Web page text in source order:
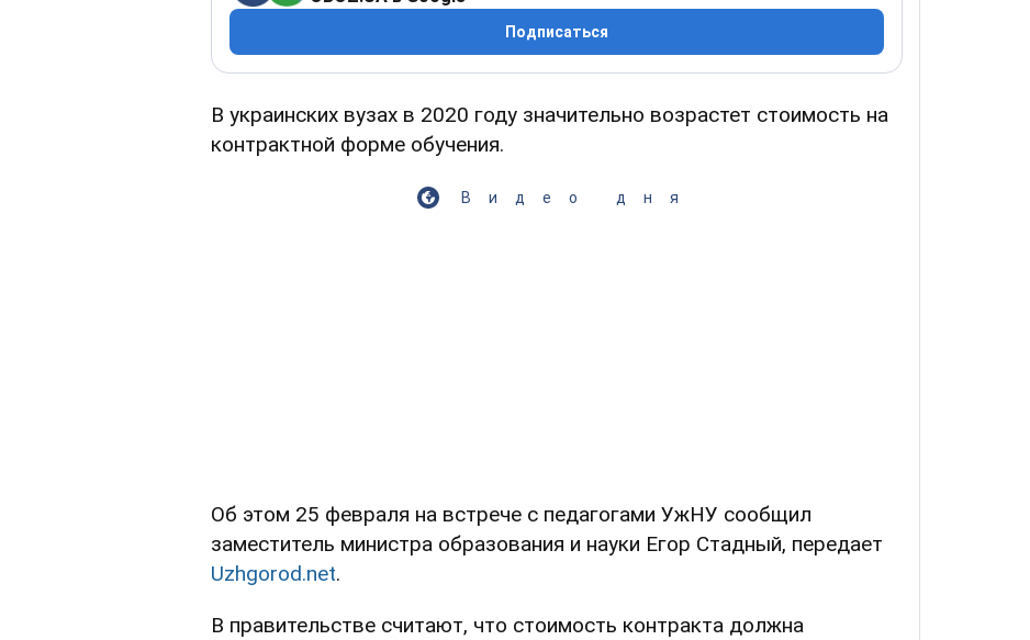
Подписаться
В украинских вузах в 2020 году значительно возрастет стоимость на
контрактной форме обучения.
Видео дня
Об этом 25 февраля на встрече с педагогами УжНУ сообщил
заместитель министра образования и науки Егор Стадный, передает
Uzhgorod.net.
В правительстве считают, что стоимость контракта должна